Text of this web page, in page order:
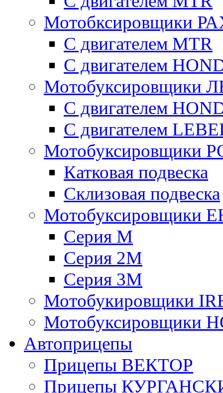
Мотобксировщики
С двигателем МTR
С двигателем
С двигателем
С двигателем
Мотобуксировщики
Катковая подвеска
Склизовая подвеска
Мотобуксировщики
Серия М
Серия 2М
Серия 3М
Мотобукировщики
Мотобуксировщики
Автоприцепы
Прицепы ВЕКТОР
Прицепы